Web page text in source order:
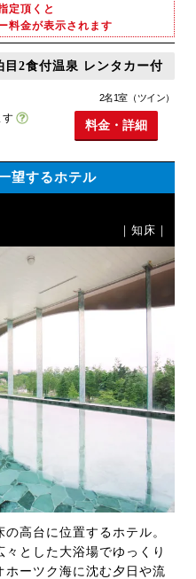
定頂くと
料金が表示されます
2食付温泉 レンタカー付
す
2名1室（ツイン）
料金・詳細
望するホテル
｜知床｜
高台に位置するホテル。
とした大浴場でゆっくり
ホーツク海に沈む夕日や流